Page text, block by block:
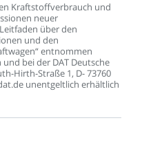
Kraftstoffverbrauch und
neuer
überden
und den
entnommen
und beider DAT Deutsche
Hirth-Straße 1, D-73760
unentgeltlich erhältlich